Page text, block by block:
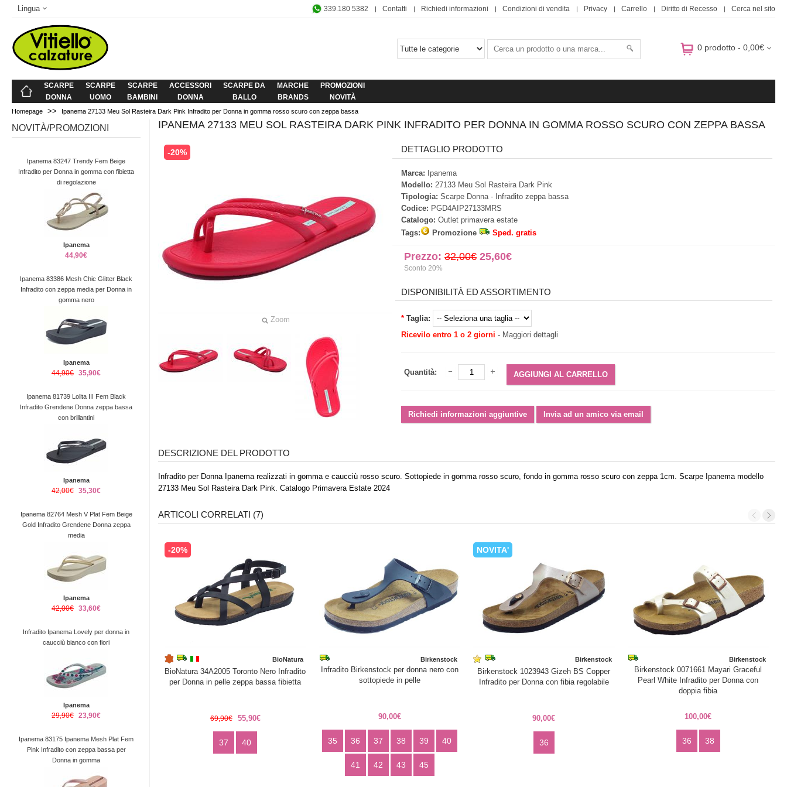
Lingua 339.180 5382 Contatti Richiedi informazioni Condizioni di vendita Privacy Carrello Diritto di Recesso Cerca nel sito
0 prodotto - 0,00€
SCARPE
DONNA
SCARPE
UOMO
SCARPE
BAMBINI
ACCESSORI
DONNA
SCARPE DA
BALLO
MARCHE
BRANDS
PROMOZIONI
NOVITÀ
Homepage >> Ipanema 27133 Meu Sol Rasteira Dark Pink Infradito per Donna in gomma rosso scuro con zeppa bassa
NOVITÀ/PROMOZIONI
Ipanema 83247 Trendy Fem Beige
Infradito per Donna in gomma con fibietta
di regolazione
Ipanema
44,90€
Ipanema 83386 Mesh Chic Glitter Black
Infradito con zeppa media per Donna in
gomma nero
Ipanema
44,90€ 35,90€
Ipanema 81739 Lolita III Fem Black
Infradito Grendene Donna zeppa bassa
con brillantini
Ipanema
42,00€ 35,30€
Ipanema 82764 Mesh V Plat Fem Beige
Gold Infradito Grendene Donna zeppa
media
Ipanema
42,00€ 33,60€
Infradito Ipanema Lovely per donna in
caucciù bianco con fiori
Ipanema
29,90€ 23,90€
Ipanema 83175 Ipanema Mesh Plat Fem
Pink Infradito con zeppa bassa per
Donna in gomma
IPANEMA 27133 MEU SOL RASTEIRA DARK PINK INFRADITO PER DONNA IN GOMMA ROSSO SCURO CON ZEPPA BASSA
Zoom
-20% DETTAGLIO PRODOTTO
Marca: Ipanema
Modello: 27133 Meu Sol Rasteira Dark Pink
Tipologia: Scarpe Donna - Infradito zeppa bassa
Codice: PGD4AIP27133MRS
Catalogo: Outlet primavera estate
Tags:
Promozione Sped. gratis
Prezzo: 32,00€ 25,60€
Sconto 20%
DISPONIBILITÀ ED ASSORTIMENTO
* Taglia:
Ricevilo entro 1 o 2 giorni - Maggiori dettagli
Quantità:
DESCRIZIONE DEL PRODOTTO
Infradito per Donna Ipanema realizzati in gomma e caucciù rosso scuro. Sottopiede in gomma rosso scuro, fondo in gomma rosso scuro con zeppa 1cm. Scarpe Ipanema modello
27133 Meu Sol Rasteira Dark Pink. Catalogo Primavera Estate 2024
ARTICOLI CORRELATI (7)
-20%
BioNatura
BioNatura 34A2005 Toronto Nero Infradito
per Donna in pelle zeppa bassa fibietta
69,90€ 55,90€
37 40
Birkenstock
Infradito Birkenstock per donna nero con
sottopiede in pelle
90,00€
35 36 37 38 39 40
41 42 43 45
NOVITA'
Birkenstock
Birkenstock 1023943 Gizeh BS Copper
Infradito per Donna con fibia regolabile
90,00€
36
Birkenstock
Birkenstock 0071661 Mayari Graceful
Pearl White Infradito per Donna con
doppia fibia
100,00€
36 38